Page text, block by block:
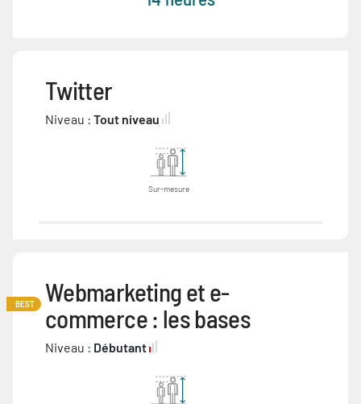
Twitter
Niveau : Tout niveau
Sur-mesure
BEST
Webmarketing et e-
commerce : les bases
Niveau : Débutant